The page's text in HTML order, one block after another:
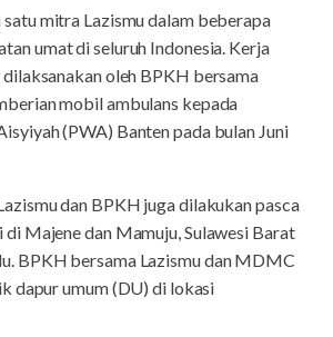
satu mitra Lazismu dalam beberapa
umat di seluruh Indonesia. Kerja
oleh BPKH bersama
mobil ambulans kepada
(PWA) Banten pada bulan Juni
dan BPKH juga dilakukan pasca
Majene dan Mamuju, Sulawesi Barat
BPKH bersama Lazismu dan MDMC
dapur umum (DU) di lokasi